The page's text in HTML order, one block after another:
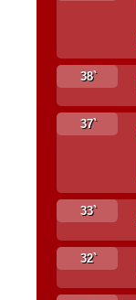
38`
37`
33`
32`